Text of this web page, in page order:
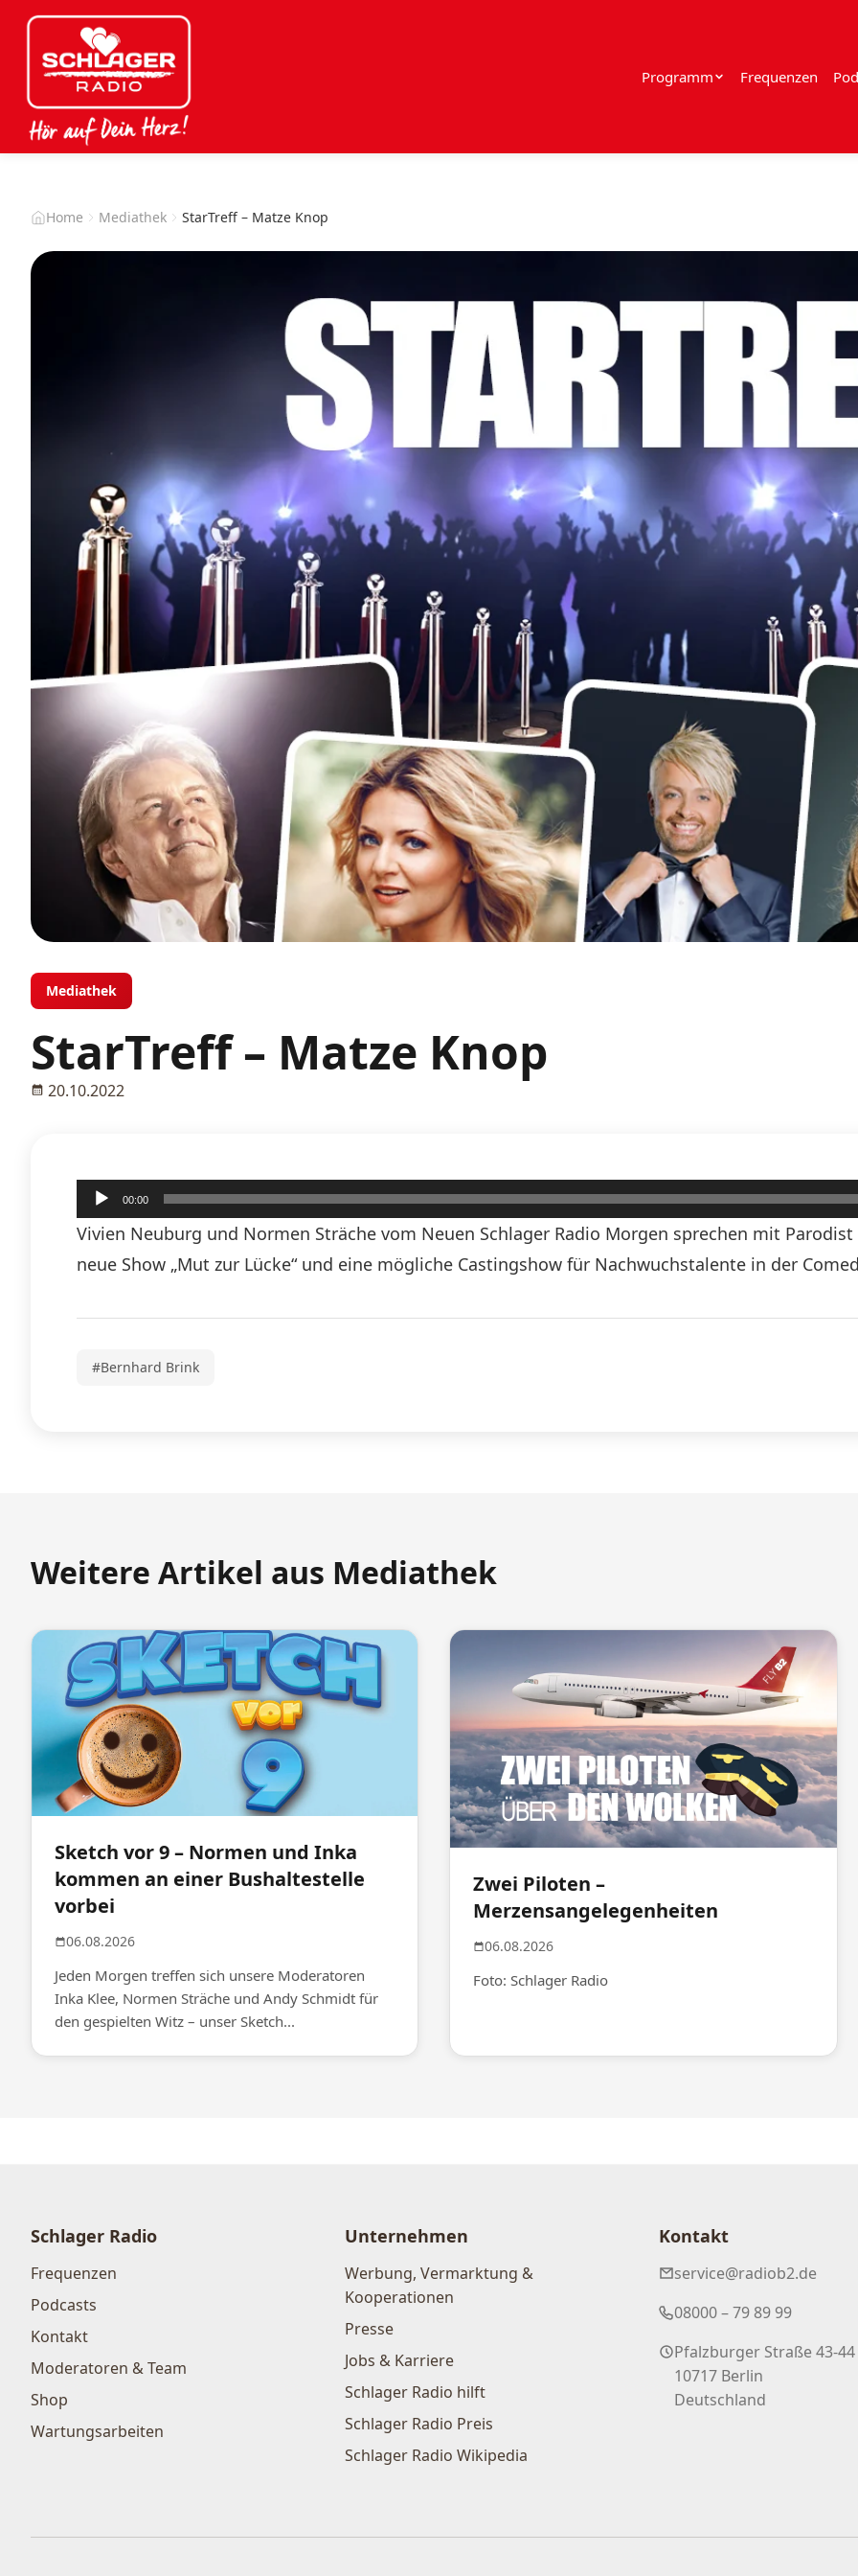
Programm Frequenzen
Home Mediathek StarTreff – Matze Knop
Mediathek
StarTreff – Matze Knop
20.10.2022
Audio-
Player
00:00
Vivien Neuburg und Normen Sträche vom Neuen Schlager Radio Morgen sprechen mit
neue Show „Mut zur Lücke“ und eine mögliche Castingshow für Nachwuchstalente in der
#Bernhard Brink
Weitere Artikel aus Mediathek
Sketch vor 9 – Normen und Inka
kommen an einer Bushaltestelle
vorbei
06.08.2026
Jeden Morgen treffen sich unsere Moderatoren
Inka Klee, Normen Sträche und Andy Schmidt für
den gespielten Witz – unser Sketch...
Zwei Piloten –
Merzensangelegenheiten
06.08.2026
Foto: Schlager Radio
Schlager Radio
Frequenzen
Podcasts
Kontakt
Moderatoren & Team
Shop
Wartungsarbeiten
Unternehmen
Werbung, Vermarktung &
Kooperationen
Presse
Jobs & Karriere
Schlager Radio hilft
Schlager Radio Preis
Schlager Radio Wikipedia
Kontakt
service@radiob2.de
08000 – 79 89 99
Pfalzburger Straße 43-44
10717 Berlin
Deutschland